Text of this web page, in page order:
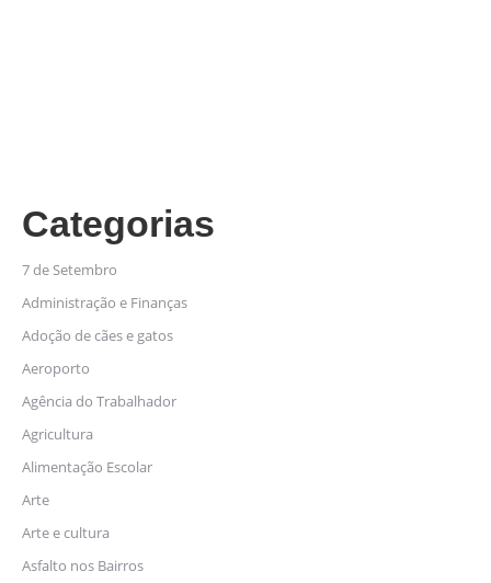
Categorias
7 de Setembro
Administração e Finanças
Adoção de cães e gatos
Aeroporto
Agência do Trabalhador
Agricultura
Alimentação Escolar
Arte
Arte e cultura
Asfalto nos Bairros